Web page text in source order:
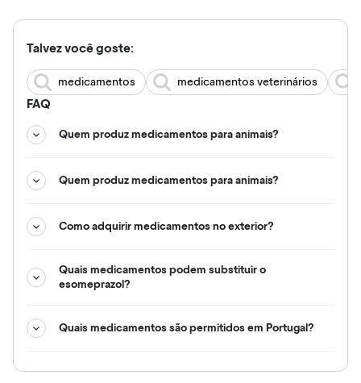
Talvez você goste:
medicamentos medicamentos veterinários
FAQ
Quem produz medicamentos para animais?
Quem produz medicamentos para animais?
Como adquirir medicamentos no exterior?
Quais medicamentos podem substituir o
esomeprazol?
Quais medicamentos são permitidos em Portugal?